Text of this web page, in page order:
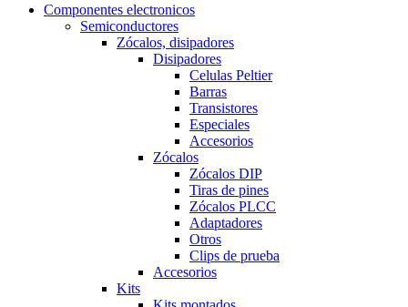
Componentes electronicos
Semiconductores
Zócalos, disipadores
Disipadores
Celulas Peltier
Barras
Transistores
Especiales
Accesorios
Zócalos
Zócalos DIP
Tiras de pines
Zócalos PLCC
Adaptadores
Otros
Clips de prueba
Accesorios
Kits